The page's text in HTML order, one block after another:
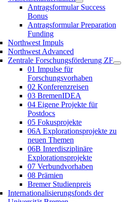
Antragsformular Success
Bonus
Antragsformular Preparation
Funding
Northwest Impuls
Northwest Advanced
Zentrale Forschungsförderung ZF
01 Impulse für
Forschungsvorhaben
02 Konferenzreisen
03 BremenIDEA
04 Eigene Projekte für
Postdocs
05 Fokusprojekte
06A Explorationsprojekte zu
neuen Themen
06B Interdisziplinäre
Explorationsprojekte
07 Verbundvorhaben
08 Prämien
Bremer Studienpreis
Internationalisierungsfonds der